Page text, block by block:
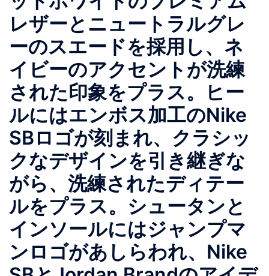
レザーとニュートラルグレ
ーのスエードを採用し、ネ
イビーのアクセントが洗練
された印象をプラス。ヒー
ルにはエンボス加工のNike
SBロゴが刻まれ、クラシッ
クなデザインを引き継ぎな
がら、洗練されたディテー
ルをプラス。シュータンと
インソールにはジャンプマ
ンロゴがあしらわれ、Nike